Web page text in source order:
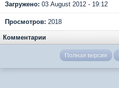
Загружено: 03 August 2012 - 19:12
Просмотров: 2018
Комментарии
Полная версия